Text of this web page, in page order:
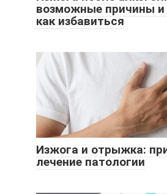
возможные причины и
как избавиться
Изжога и отрыжка:
лечение патологии